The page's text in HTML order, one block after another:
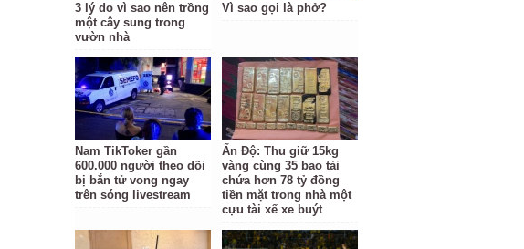
3 lý do vì sao nên trồng
một cây sung trong
vườn nhà
Vì sao gọi là phở?
Nam TikToker gần
600.000 người theo dõi
bị bắn tử vong ngay
trên sóng livestream
Ấn Độ: Thu giữ 15kg
vàng cùng 35 bao tải
chứa hơn 78 tỷ đồng
tiền mặt trong nhà một
cựu tài xế xe buýt